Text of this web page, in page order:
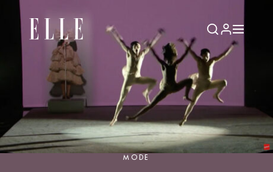
MODE